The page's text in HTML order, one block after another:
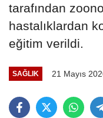
tarafından
hastalıklardan
eğitim verildi.
SAĞLIK 21 Mayıs